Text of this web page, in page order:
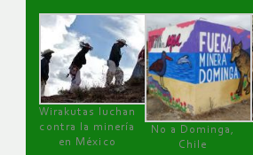
Wirakutas luchan
contra la minería
en México
No a Dominga,
Chile